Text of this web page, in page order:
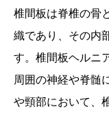
椎間板は脊椎の骨
織であり、その内
す。椎間板ヘルニ
周囲の神経や脊髄
や頸部において、